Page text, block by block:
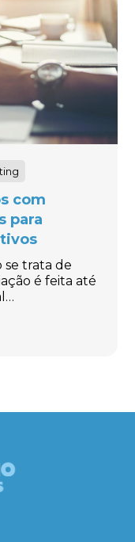
com
para
se trata de
é feita até